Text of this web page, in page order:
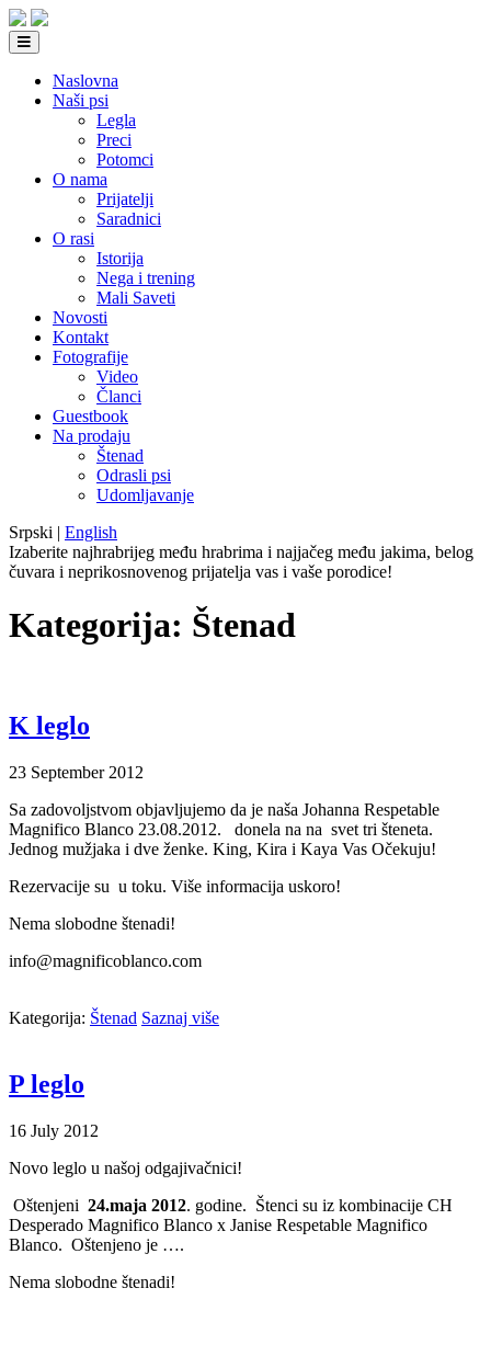
Naslovna
Naši psi
Legla
Preci
Potomci
O nama
Prijatelji
Saradnici
O rasi
Istorija
Nega i trening
Mali Saveti
Novosti
Kontakt
Fotografije
Video
Članci
Guestbook
Na prodaju
Štenad
Odrasli psi
Udomljavanje
Srpski | English
Izaberite najhrabrijeg među hrabrima i najjačeg među jakima, belog
čuvara i neprikosnovenog prijatelja vas i vaše porodice!
Kategorija: Štenad
K leglo
23 September 2012
Sa zadovoljstvom objavljujemo da je naša Johanna Respetable
Magnifico Blanco 23.08.2012. donela na na svet tri šteneta.
Jednog mužjaka i dve ženke. King, Kira i Kaya Vas Očekuju!
Rezervacije su u toku. Više informacija uskoro!
Nema slobodne štenadi!
info@magnificoblanco.com
Kategorija: Štenad Saznaj više
P leglo
16 July 2012
Novo leglo u našoj odgajivačnici!
Oštenjeni 24.maja 2012. godine. Štenci su iz kombinacije CH
Desperado Magnifico Blanco x Janise Respetable Magnifico
Blanco. Oštenjeno je ….
Nema slobodne štenadi!